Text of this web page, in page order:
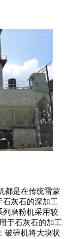
都是在传统雷蒙
石灰石的深加工
列磨粉机采用较
于石灰石的加工
破碎机将大块状